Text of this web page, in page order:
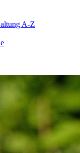
A-Z